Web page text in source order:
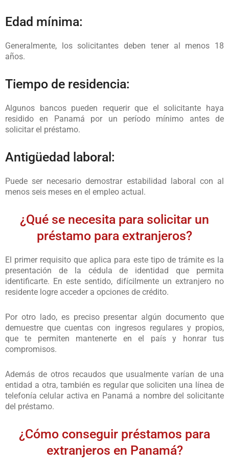
Edad mínima:
Generalmente, los solicitantes deben tener al menos 18
años.
Tiempo de residencia:
Algunos bancos pueden requerir que el solicitante haya
residido en Panamá por un período mínimo antes de
solicitar el préstamo.
Antigüedad laboral:
Puede ser necesario demostrar estabilidad laboral con al
menos seis meses en el empleo actual.
¿Qué se necesita para solicitar un
préstamo para extranjeros?
El primer requisito que aplica para este tipo de trámite es la
presentación de la cédula de identidad que permita
identificarte. En este sentido, difícilmente un extranjero no
residente logre acceder a opciones de crédito.
Por otro lado, es preciso presentar algún documento que
demuestre que cuentas con ingresos regulares y propios,
que te permiten mantenerte en el país y honrar tus
compromisos.
Además de otros recaudos que usualmente varían de una
entidad a otra, también es regular que soliciten una línea de
telefonía celular activa en Panamá a nombre del solicitante
del préstamo.
¿Cómo conseguir préstamos para
extranjeros en Panamá?